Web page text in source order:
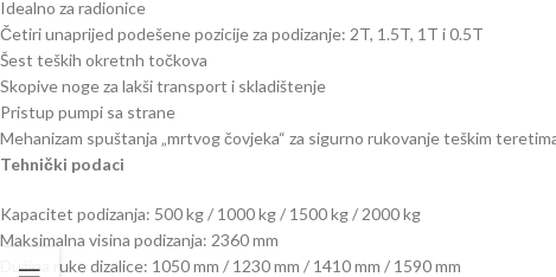
Idealno za radionice
Četiri unaprijed podešene pozicije za podizanje: 2T, 1.5T, 1T i 0.5T
Šest teških okretnh točkova
Skopive noge za lakši transport i skladištenje
Pristup pumpi sa strane
Mehanizam spuštanja „mrtvog čovjeka“ za sigurno rukovanje teškim
Tehnički podaci
Kapacitet podizanja: 500 kg / 1000 kg / 1500 kg / 2000 kg
Maksimalna visina podizanja: 2360 mm
Dužina ruke dizalice: 1050 mm / 1230 mm / 1410 mm / 1590 mm